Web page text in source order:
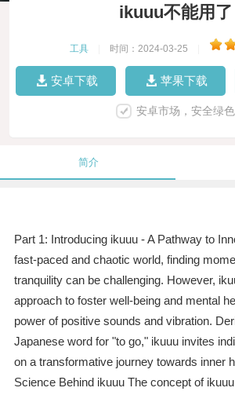
ikuuu不能用了
工具 时间：2024-03-25
安卓下载 苹果下载
安卓市场，安全绿色
简介
Part 1: Introducing ikuuu - A Pathway to
fast-paced and chaotic world, finding
tranquility can be challenging. However,
approach to foster well-being and mental
power of positive sounds and vibration.
Japanese word for "to go," ikuuu invites
on a transformative journey towards inner
Science Behind ikuuu The concept of